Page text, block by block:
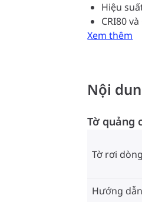
Hiệu
CRI80
Xem thêm
Nội
Tờ quảng
Tờ rơi
Hướng